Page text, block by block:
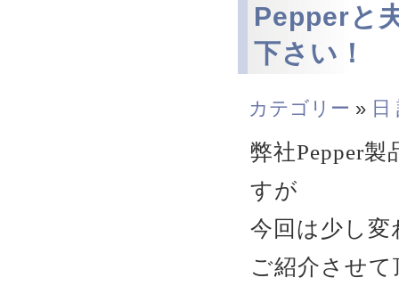
Pepperと
下さい！
カテゴリー » 日
弊社Pepper
すが
今回は少し変
ご紹介させ